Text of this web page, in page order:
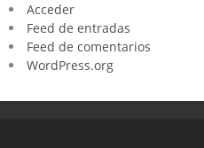
Acceder
Feed de entradas
Feed de comentarios
WordPress.org